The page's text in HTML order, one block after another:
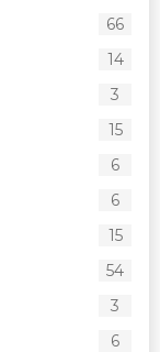
66
14
3
15
6
6
15
54
3
6